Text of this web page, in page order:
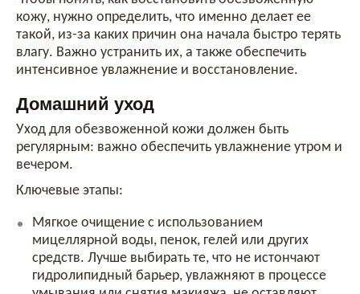
кожу, нужно определить, что именно делает ее
такой, из-за каких причин она начала быстро терять
влагу. Важно устранить их, а также обеспечить
интенсивное увлажнение и восстановление.
Домашний уход
Уход для обезвоженной кожи должен быть
регулярным: важно обеспечить увлажнение утром и
вечером.
Ключевые этапы:
Мягкое очищение с использованием
мицеллярной воды, пенок, гелей или других
средств. Лучше выбирать те, что не истончают
гидролипидный барьер, увлажняют в процессе